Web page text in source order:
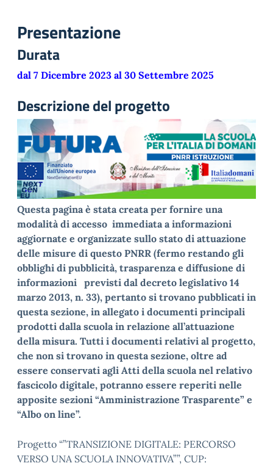
Presentazione
Durata
dal 7 Dicembre 2023 al 30 Settembre 2025
Descrizione del progetto
Questa pagina è stata creata per fornire una
modalità di accesso immediata a informazioni
aggiornate e organizzate sullo stato di attuazione
delle misure di questo PNRR (fermo restando gli
obblighi di pubblicità, trasparenza e diffusione di
informazioni previsti dal decreto legislativo 14
marzo 2013, n. 33), pertanto si trovano pubblicati in
questa sezione, in allegato i documenti principali
prodotti dalla scuola in relazione all’attuazione
della misura. Tutti i documenti relativi al progetto,
che non si trovano in questa sezione, oltre ad
essere conservati agli Atti della scuola nel relativo
fascicolo digitale, potranno essere reperiti nelle
apposite sezioni “Amministrazione Trasparente” e
“Albo on line”.
Progetto “”TRANSIZIONE DIGITALE: PERCORSO
VERSO UNA SCUOLA INNOVATIVA””, CUP: